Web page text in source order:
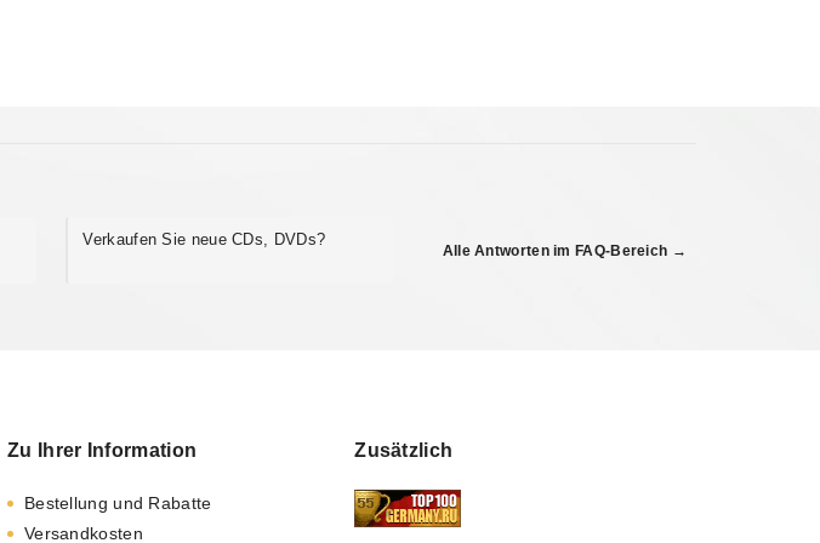
Verkaufen Sie neue CDs, DVDs?
Alle Antworten im FAQ-Bereich →
Zu Ihrer Information
Bestellung und Rabatte
Versandkosten
Zusätzlich